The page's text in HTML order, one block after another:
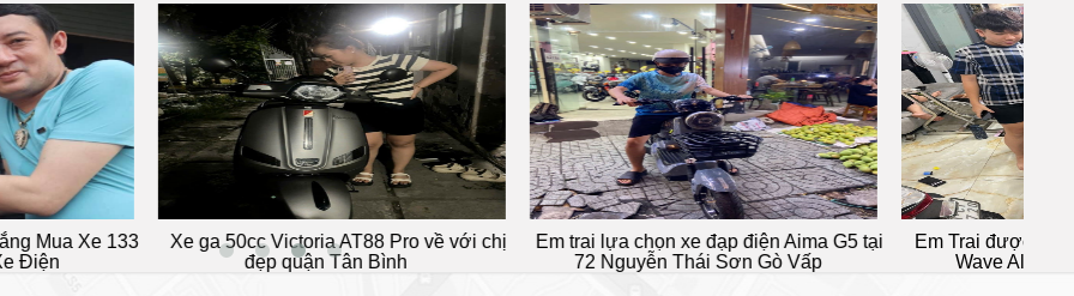
Victoria AT88 Pro về với chị
đẹp quận Tân Bình
Em trai lựa chọn xe đạp điện Aima G5 tại
72 Nguyễn Thái Sơn Gò Vấp
Em Trai được bố mẹ mua tặng chiếc xe
Wave Ally 50cc Cực Chiến